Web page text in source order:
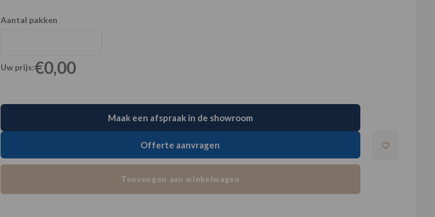
Aantal pakken
Uw prijs:€0,00
Maak een afspraak in de showroom
Offerte aanvragen
Toevoegen aan winkelwagen